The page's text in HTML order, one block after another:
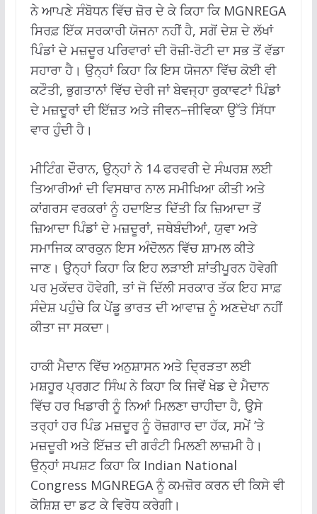
ਨੇ ਆਪਣੇ ਸੰਬੋਧਨ ਵਿੱਚ ਜ਼ੋਰ ਦੇ ਕੇ ਕਿਹਾ ਕਿ MGNREGA
ਸਿਰਫ਼ ਇੱਕ ਸਰਕਾਰੀ ਯੋਜਨਾ ਨਹੀਂ ਹੈ, ਸਗੋਂ ਦੇਸ਼ ਦੇ ਲੱਖਾਂ
ਪਿੰਡਾਂ ਦੇ ਮਜ਼ਦੂਰ ਪਰਿਵਾਰਾਂ ਦੀ ਰੋਜ਼ੀ-ਰੋਟੀ ਦਾ ਸਭ ਤੋਂ ਵੱਡਾ
ਸਹਾਰਾ ਹੈ। ਉਨ੍ਹਾਂ ਕਿਹਾ ਕਿ ਇਸ ਯੋਜਨਾ ਵਿੱਚ ਕੋਈ ਵੀ
ਕਟੌਤੀ, ਭੁਗਤਾਨਾਂ ਵਿੱਚ ਦੇਰੀ ਜਾਂ ਬੇਵਜ੍ਹਾ ਰੁਕਾਵਟਾਂ ਪਿੰਡਾਂ
ਦੇ ਮਜ਼ਦੂਰਾਂ ਦੀ ਇੱਜ਼ਤ ਅਤੇ ਜੀਵਨ–ਜੀਵਿਕਾ ਉੱਤੇ ਸਿੱਧਾ
ਵਾਰ ਹੁੰਦੀ ਹੈ।
ਮੀਟਿੰਗ ਦੌਰਾਨ, ਉਨ੍ਹਾਂ ਨੇ 14 ਫਰਵਰੀ ਦੇ ਸੰਘਰਸ਼ ਲਈ
ਤਿਆਰੀਆਂ ਦੀ ਵਿਸਥਾਰ ਨਾਲ ਸਮੀਖਿਆ ਕੀਤੀ ਅਤੇ
ਕਾਂਗਰਸ ਵਰਕਰਾਂ ਨੂੰ ਹਦਾਇਤ ਦਿੱਤੀ ਕਿ ਜ਼ਿਆਦਾ ਤੋਂ
ਜ਼ਿਆਦਾ ਪਿੰਡਾਂ ਦੇ ਮਜ਼ਦੂਰਾਂ, ਜਥੇਬੰਦੀਆਂ, ਯੁਵਾ ਅਤੇ
ਸਮਾਜਿਕ ਕਾਰਕੁਨ ਇਸ ਅੰਦੋਲਨ ਵਿੱਚ ਸ਼ਾਮਲ ਕੀਤੇ
ਜਾਣ। ਉਨ੍ਹਾਂ ਕਿਹਾ ਕਿ ਇਹ ਲੜਾਈ ਸ਼ਾਂਤੀਪੂਰਨ ਹੋਵੇਗੀ
ਪਰ ਮੁਕੱਦਰ ਹੋਵੇਗੀ, ਤਾਂ ਜੋ ਦਿੱਲੀ ਸਰਕਾਰ ਤੱਕ ਇਹ ਸਾਫ਼
ਸੰਦੇਸ਼ ਪਹੁੰਚੇ ਕਿ ਪੇਂਡੂ ਭਾਰਤ ਦੀ ਆਵਾਜ਼ ਨੂੰ ਅਣਦੇਖਾ ਨਹੀਂ
ਕੀਤਾ ਜਾ ਸਕਦਾ।
ਹਾਕੀ ਮੈਦਾਨ ਵਿੱਚ ਅਨੁਸ਼ਾਸਨ ਅਤੇ ਦ੍ਰਿੜਤਾ ਲਈ
ਮਸ਼ਹੂਰ ਪ੍ਰਗਟ ਸਿੰਘ ਨੇ ਕਿਹਾ ਕਿ ਜਿਵੇਂ ਖੇਡ ਦੇ ਮੈਦਾਨ
ਵਿੱਚ ਹਰ ਖਿਡਾਰੀ ਨੂੰ ਨਿਆਂ ਮਿਲਣਾ ਚਾਹੀਦਾ ਹੈ, ਉਸੇ
ਤਰ੍ਹਾਂ ਹਰ ਪਿੰਡ ਮਜ਼ਦੂਰ ਨੂੰ ਰੋਜ਼ਗਾਰ ਦਾ ਹੱਕ, ਸਮੇਂ ’ਤੇ
ਮਜ਼ਦੂਰੀ ਅਤੇ ਇੱਜ਼ਤ ਦੀ ਗਰੰਟੀ ਮਿਲਣੀ ਲਾਜ਼ਮੀ ਹੈ।
ਉਨ੍ਹਾਂ ਸਪਸ਼ਟ ਕਿਹਾ ਕਿ Indian National
Congress MGNREGA ਨੂੰ ਕਮਜ਼ੋਰ ਕਰਨ ਦੀ ਕਿਸੇ ਵੀ
ਕੋਸ਼ਿਸ਼ ਦਾ ਡਟ ਕੇ ਵਿਰੋਧ ਕਰੇਗੀ।